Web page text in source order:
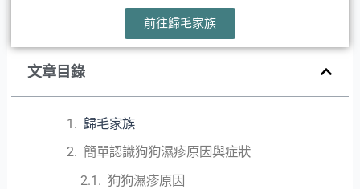
前往歸毛家族
文章目錄
歸毛家族
簡單認識狗狗濕疹原因與症狀
狗狗濕疹原因